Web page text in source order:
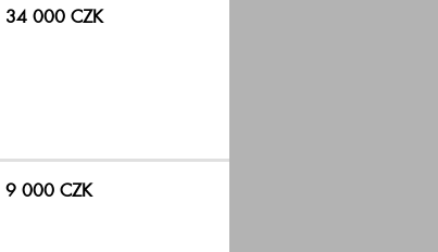
34 000 CZK
9 000 CZK